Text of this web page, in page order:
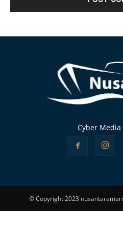
Cyber
© Copyright 2023